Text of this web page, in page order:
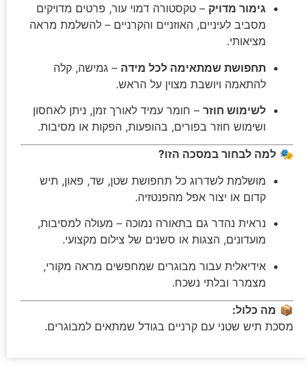
גימור מדויק – טקסטורה דמוי עור, פרטים מדויקים
מסביב לעיניים, האוזניים והקרניים – להשלמת מראה
מציאותי.
תחפושת שמתאימה לכל מידה – גמישה, קלה
להתאמה ויושבת מצוין על הראש.
לשימוש חוזר – חומר עמיד לאורך זמן, ניתן לאחסון
ושימוש חוזר בפורים, בהופעות, הפקות או מסיבות.
🎭 למה לבחור במסכה הזו?
מושלמת לשדרוג כל תחפושת שטן, שד, פאון, תיש
קדום או יצור אפל מהפנטזיה.
נראית נהדר גם בתאורה נמוכה – מעולה למסיבות,
מועדונים, הצגות או סשנים של צילום מקצועי.
אידיאלית עבור מבוגרים שמחפשים מראה מקורי,
מצמרר ובלתי נשכח.
📦 מה כלול:
מסכת תיש שטני עם קרניים בגודל שמתאים למבוגרים.